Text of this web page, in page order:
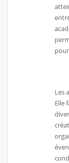
Les
Elle